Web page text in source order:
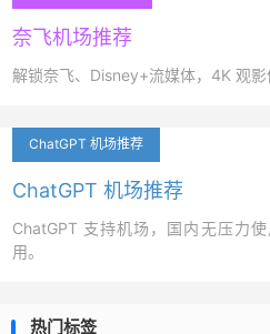
奈飞机场推荐
解锁奈飞、Disney+流媒体，4K 观影
ChatGPT 机场推荐
ChatGPT 机场推荐
ChatGPT 支持机场，国内无压力
用。
热门标签